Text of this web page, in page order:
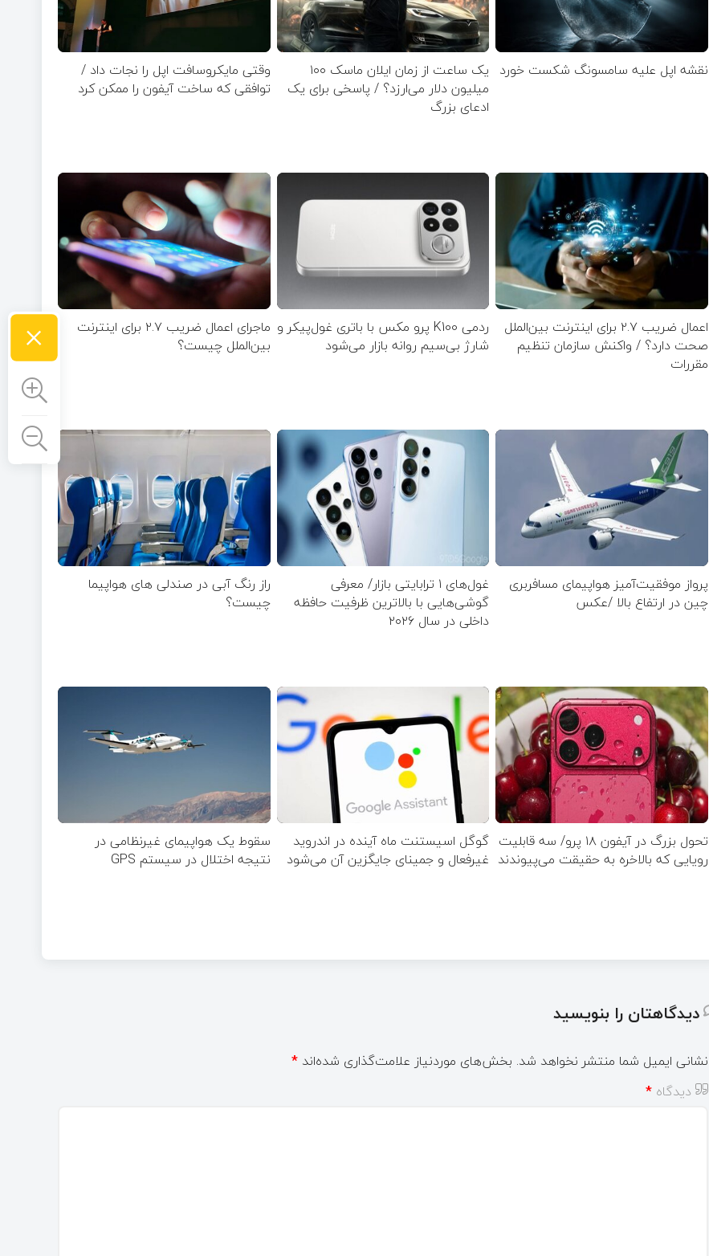
نقشه اپل علیه سامسونگ شکست خورد
یک ساعت از زمان ایلان ماسک ۱۰۰
میلیون دلار می‌ارزد؟ / پاسخی برای یک
ادعای بزرگ
وقتی مایکروسافت اپل را نجات داد /
توافقی که ساخت آیفون را ممکن کرد
اعمال ضریب ۲.۷ برای اینترنت بین‌الملل
صحت دارد؟ / واکنش سازمان تنظیم
مقررات
ردمی K100 پرو مکس با باتری غول‌پیکر و
شارژ بی‌سیم روانه بازار می‌شود
ماجرای اعمال ضریب ۲.۷ برای اینترنت
بین‌الملل چیست؟
پرواز موفقیت‌آمیز هواپیمای مسافربری
چین در ارتفاع بالا /عکس
غول‌های ۱ ترابایتی بازار/ معرفی
گوشی‌هایی با بالاترین ظرفیت حافظه
داخلی در سال ۲۰۲۶
راز رنگ آبی در صندلی های هواپیما
چیست؟
تحول بزرگ در آیفون ۱۸ پرو/ سه قابلیت
رویایی که بالاخره به حقیقت می‌پیوندند
گوگل اسیستنت ماه آینده در اندروید
غیرفعال و جمینای جایگزین آن می‌شود
سقوط یک هواپیمای غیرنظامی در
نتیجه اختلال در سیستم‌ GPS
دیدگاهتان را بنویسید
نشانی ایمیل شما منتشر نخواهد شد. بخش‌های موردنیاز علامت‌گذاری شده‌اند *
دیدگاه *
×